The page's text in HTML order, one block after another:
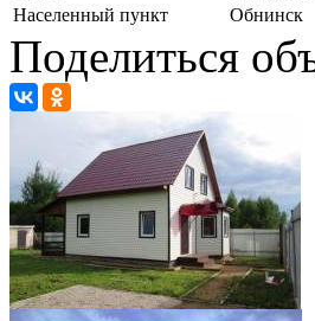
Населенный пункт
Обнинск
Поделиться